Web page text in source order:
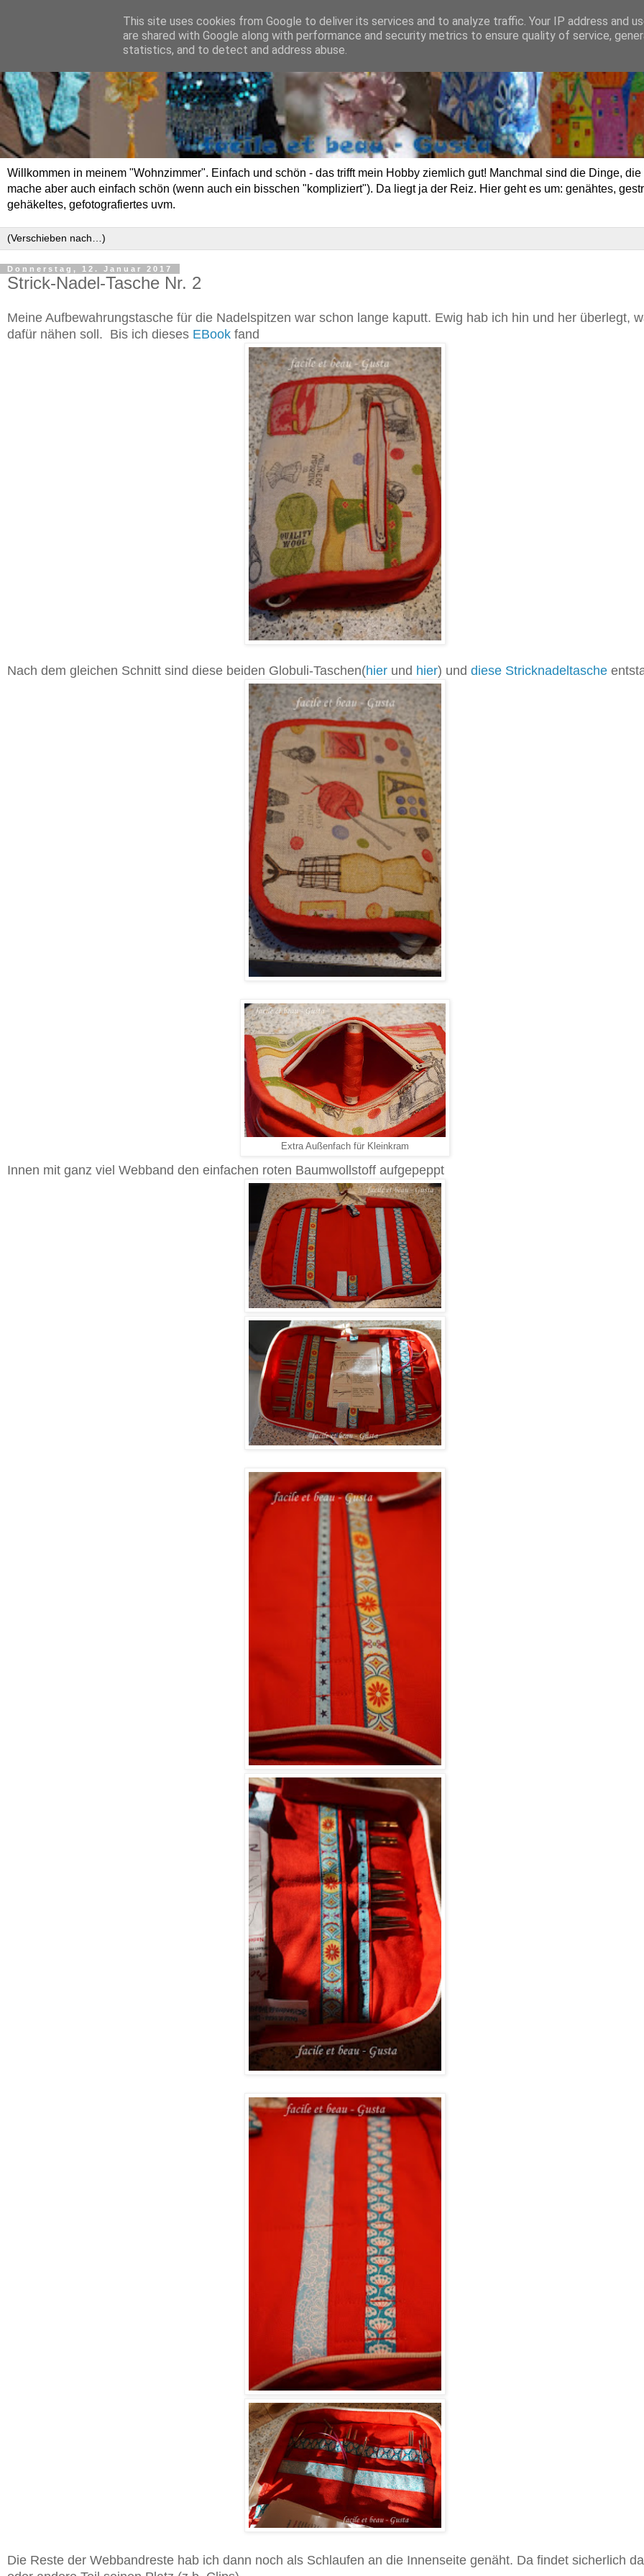
Willkommen in meinem "Wohnzimmer". Einfach und schön - das trifft mein Hobby ziemlich gut! Manchmal sind die Dinge, die
mache aber auch einfach schön (wenn auch ein bisschen "kompliziert"). Da liegt ja der Reiz. Hier geht es um: genähtes,
gehäkeltes, gefotografiertes uvm.
Donnerstag, 12. Januar 2017
Strick-Nadel-Tasche Nr. 2
Meine Aufbewahrungstasche für die Nadelspitzen war schon lange kaputt. Ewig hab ich hin und her überlegt,
dafür nähen soll. Bis ich dieses EBook fand
Nach dem gleichen Schnitt sind diese beiden Globuli-Taschen(hier und hier) und diese Stricknadeltasche
Extra Außenfach für Kleinkram
Innen mit ganz viel Webband den einfachen roten Baumwollstoff aufgepeppt
Die Reste der Webbandreste hab ich dann noch als Schlaufen an die Innenseite genäht. Da findet sicherlich
This site uses cookies from Google to deliver its services and to analyze traffic. Your IP address and
are shared with Google along with performance and security metrics to ensure quality of service,
statistics, and to detect and address abuse.